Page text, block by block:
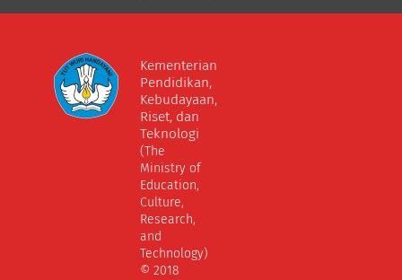
Kementerian
Pendidikan,
Kebudayaan,
Riset, dan
Teknologi
(The
Ministry of
Education,
Culture,
Research,
and
Technology)
© 2018